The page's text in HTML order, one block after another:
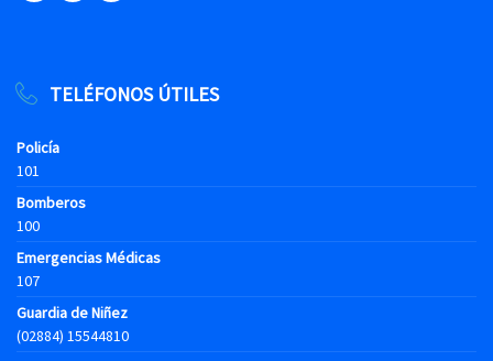
TELÉFONOS ÚTILES
Policía
101
Bomberos
100
Emergencias Médicas
107
Guardia de Niñez
(02884) 15544810